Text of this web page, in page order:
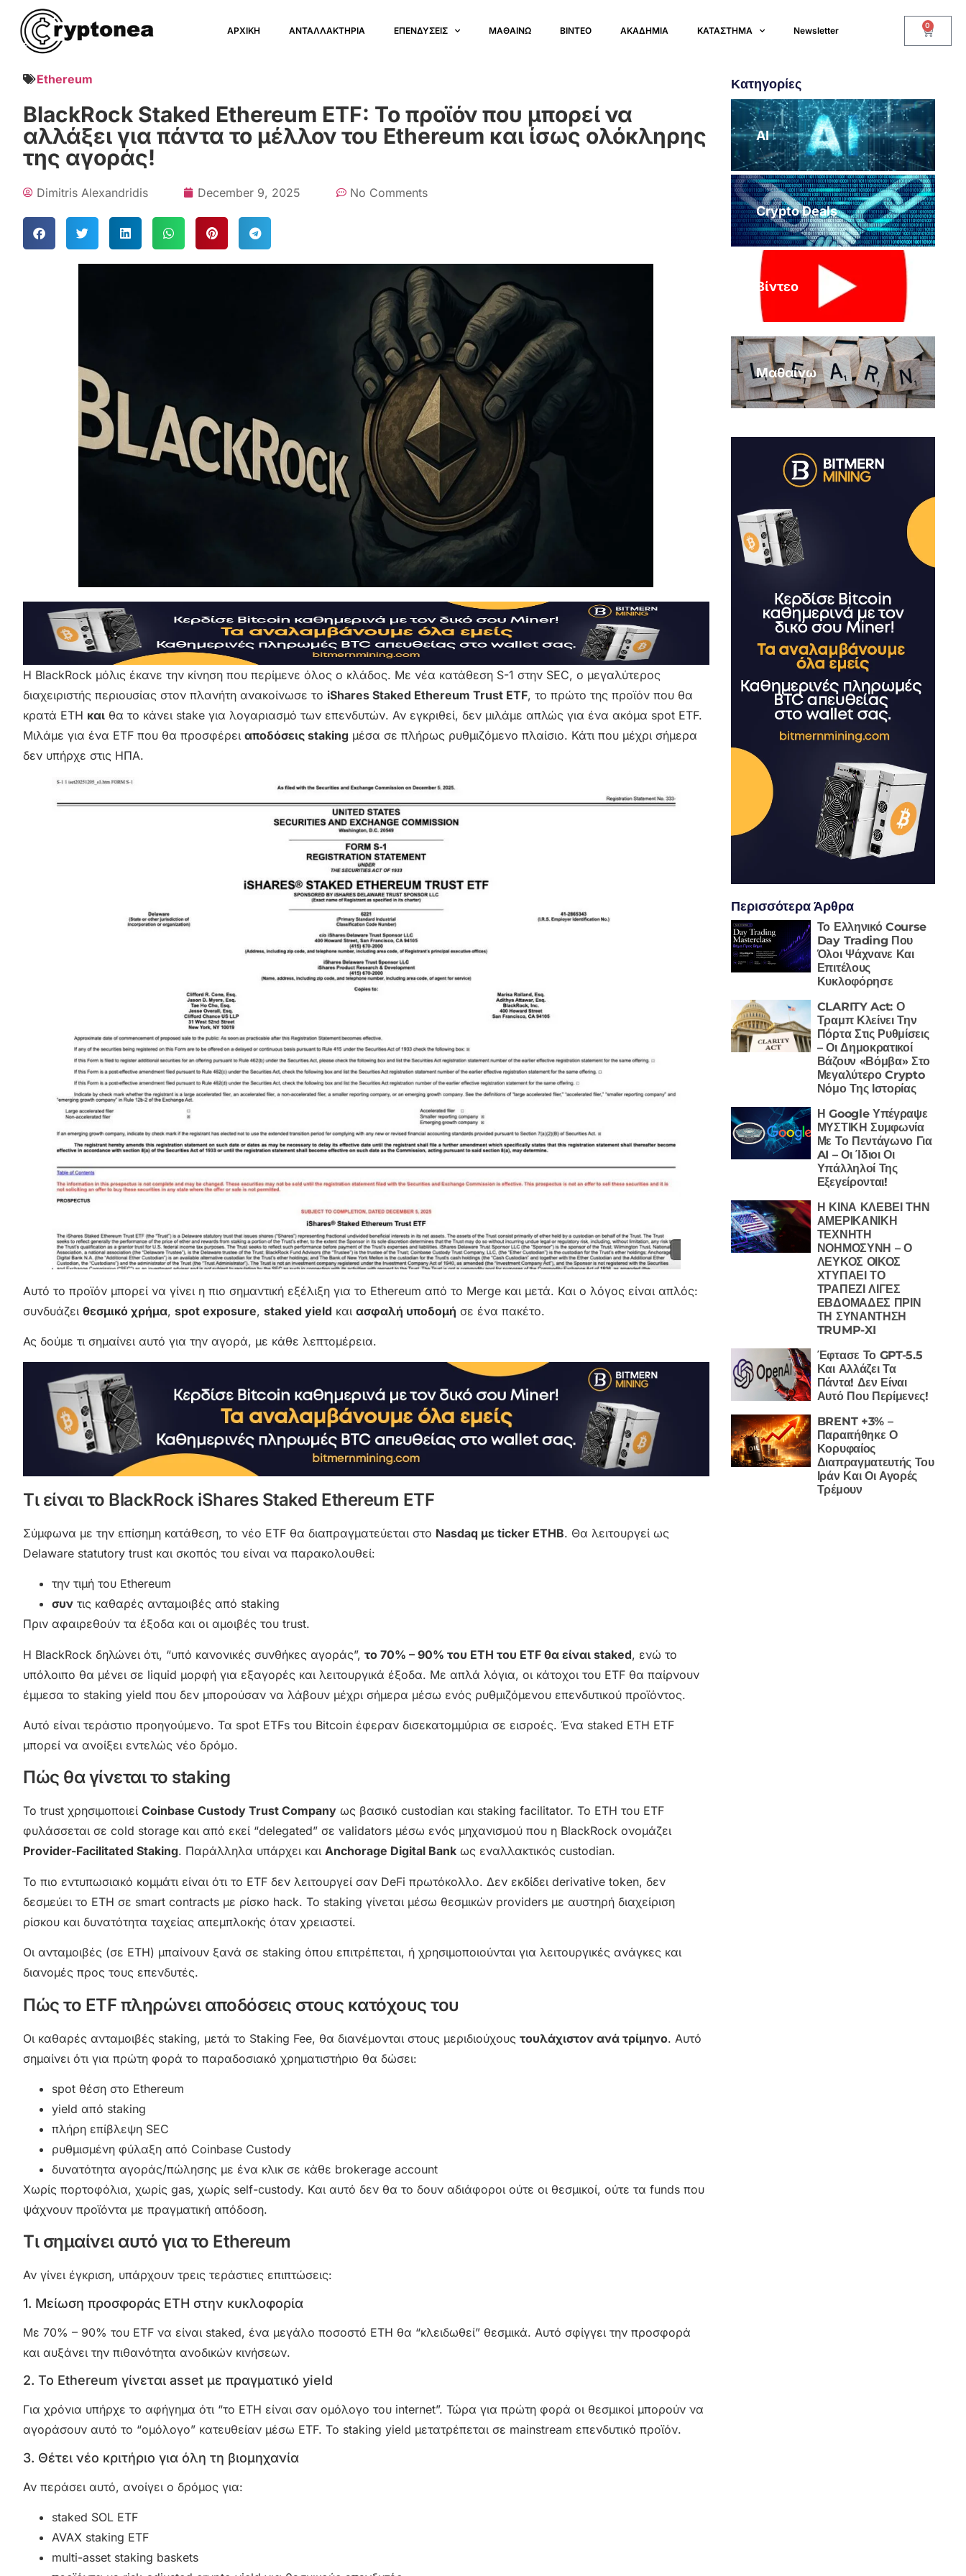
ΑΡΧΙΚΗ ΑΝΤΑΛΛΑΚΤΗΡΙΑ ΕΠΕΝΔΥΣΕΙΣ ΜΑΘΑΙΝΩ ΒΙΝΤΕΟ ΑΚΑΔΗΜΙΑ ΚΑΤΑΣΤΗΜΑ Newsletter 0
Ethereum
BlackRock Staked Ethereum ETF: Το προϊόν που μπορεί να
αλλάξει για πάντα το μέλλον του Ethereum και ίσως ολόκληρης
της αγοράς!
Dimitris Alexandridis December 9, 2025 No Comments
Η BlackRock μόλις έκανε την κίνηση που περίμενε όλος ο κλάδος. Με νέα κατάθεση S-1 στην SEC, ο μεγαλύτερος
διαχειριστής περιουσίας στον πλανήτη ανακοίνωσε το iShares Staked Ethereum Trust ETF, το πρώτο της προϊόν που θα
κρατά ETH και θα το κάνει stake για λογαριασμό των επενδυτών. Αν εγκριθεί, δεν μιλάμε απλώς για ένα ακόμα spot ETF.
Μιλάμε για ένα ETF που θα προσφέρει αποδόσεις staking μέσα σε πλήρως ρυθμιζόμενο πλαίσιο. Κάτι που μέχρι σήμερα
δεν υπήρχε στις ΗΠΑ.
Αυτό το προϊόν μπορεί να γίνει η πιο σημαντική εξέλιξη για το Ethereum από το Merge και μετά. Και ο λόγος είναι απλός:
συνδυάζει θεσμικό χρήμα, spot exposure, staked yield και ασφαλή υποδομή σε ένα πακέτο.
Ας δούμε τι σημαίνει αυτό για την αγορά, με κάθε λεπτομέρεια.
Τι είναι το BlackRock iShares Staked Ethereum ETF
Σύμφωνα με την επίσημη κατάθεση, το νέο ETF θα διαπραγματεύεται στο Nasdaq με ticker ETHB. Θα λειτουργεί ως
Delaware statutory trust και σκοπός του είναι να παρακολουθεί:
την τιμή του Ethereum
συν τις καθαρές ανταμοιβές από staking
Πριν αφαιρεθούν τα έξοδα και οι αμοιβές του trust.
Η BlackRock δηλώνει ότι, “υπό κανονικές συνθήκες αγοράς”, το 70% – 90% του ETH του ETF θα είναι staked, ενώ το
υπόλοιπο θα μένει σε liquid μορφή για εξαγορές και λειτουργικά έξοδα. Με απλά λόγια, οι κάτοχοι του ETF θα παίρνουν
έμμεσα το staking yield που δεν μπορούσαν να λάβουν μέχρι σήμερα μέσω ενός ρυθμιζόμενου επενδυτικού προϊόντος.
Αυτό είναι τεράστιο προηγούμενο. Τα spot ETFs του Bitcoin έφεραν δισεκατομμύρια σε εισροές. Ένα staked ETH ETF
μπορεί να ανοίξει εντελώς νέο δρόμο.
Πώς θα γίνεται το staking
Το trust χρησιμοποιεί Coinbase Custody Trust Company ως βασικό custodian και staking facilitator. Το ETH του ETF
φυλάσσεται σε cold storage και από εκεί “delegated” σε validators μέσω ενός μηχανισμού που η BlackRock ονομάζει
Provider-Facilitated Staking. Παράλληλα υπάρχει και Anchorage Digital Bank ως εναλλακτικός custodian.
Το πιο εντυπωσιακό κομμάτι είναι ότι το ETF δεν λειτουργεί σαν DeFi πρωτόκολλο. Δεν εκδίδει derivative token, δεν
δεσμεύει το ETH σε smart contracts με ρίσκο hack. Το staking γίνεται μέσω θεσμικών providers με αυστηρή διαχείριση
ρίσκου και δυνατότητα ταχείας απεμπλοκής όταν χρειαστεί.
Οι ανταμοιβές (σε ETH) μπαίνουν ξανά σε staking όπου επιτρέπεται, ή χρησιμοποιούνται για λειτουργικές ανάγκες και
διανομές προς τους επενδυτές.
Πώς το ETF πληρώνει αποδόσεις στους κατόχους του
Οι καθαρές ανταμοιβές staking, μετά το Staking Fee, θα διανέμονται στους μεριδιούχους τουλάχιστον ανά τρίμηνο. Αυτό
σημαίνει ότι για πρώτη φορά το παραδοσιακό χρηματιστήριο θα δώσει:
spot θέση στο Ethereum
yield από staking
πλήρη επίβλεψη SEC
ρυθμισμένη φύλαξη από Coinbase Custody
δυνατότητα αγοράς/πώλησης με ένα κλικ σε κάθε brokerage account
Χωρίς πορτοφόλια, χωρίς gas, χωρίς self-custody. Και αυτό δεν θα το δουν αδιάφοροι ούτε οι θεσμικοί, ούτε τα funds που
ψάχνουν προϊόντα με πραγματική απόδοση.
Τι σημαίνει αυτό για το Ethereum
Αν γίνει έγκριση, υπάρχουν τρεις τεράστιες επιπτώσεις:
1. Μείωση προσφοράς ETH στην κυκλοφορία
Με 70% – 90% του ETF να είναι staked, ένα μεγάλο ποσοστό ETH θα “κλειδωθεί” θεσμικά. Αυτό σφίγγει την προσφορά
και αυξάνει την πιθανότητα ανοδικών κινήσεων.
2. Το Ethereum γίνεται asset με πραγματικό yield
Για χρόνια υπήρχε το αφήγημα ότι “το ETH είναι σαν ομόλογο του internet”. Τώρα για πρώτη φορά οι θεσμικοί μπορούν να
αγοράσουν αυτό το “ομόλογο” κατευθείαν μέσω ETF. Το staking yield μετατρέπεται σε mainstream επενδυτικό προϊόν.
3. Θέτει νέο κριτήριο για όλη τη βιομηχανία
Αν περάσει αυτό, ανοίγει ο δρόμος για:
staked SOL ETF
AVAX staking ETF
multi-asset staking baskets
Κατηγορίες
AI
Crypto Deals
Βίντεο
Μαθαίνω
Περισσότερα Άρθρα
Το Ελληνικό Course
Day Trading Που
Όλοι Ψάχνανε Και
Επιτέλους
Κυκλοφόρησε
CLARITY Act: Ο
Τραμπ Κλείνει Την
Πόρτα Στις Ρυθμίσεις
– Οι Δημοκρατικοί
Βάζουν «Βόμβα» Στο
Μεγαλύτερο Crypto
Νόμο Της Ιστορίας
Η Google Υπέγραψε
ΜΥΣΤΙΚΗ Συμφωνία
Με Το Πεντάγωνο Για
AI – Οι Ίδιοι Οι
Υπάλληλοί Της
Εξεγείρονται!
Η ΚΙΝΑ ΚΛΕΒΕΙ ΤΗΝ
ΑΜΕΡΙΚΑΝΙΚΗ
ΤΕΧΝΗΤΗ
ΝΟΗΜΟΣΥΝΗ – Ο
ΛΕΥΚΟΣ ΟΙΚΟΣ
ΧΤΥΠΑΕΙ ΤΟ
ΤΡΑΠΕΖΙ ΛΙΓΕΣ
ΕΒΔΟΜΑΔΕΣ ΠΡΙΝ
ΤΗ ΣΥΝΑΝΤΗΣΗ
TRUMP-XI
Έφτασε Το GPT-5.5
Και Αλλάζει Τα
Πάντα! Δεν Είναι
Αυτό Που Περίμενες!
BRENT +3% –
Παραιτήθηκε Ο
Κορυφαίος
Διαπραγματευτής Του
Ιράν Και Οι Αγορές
Τρέμουν